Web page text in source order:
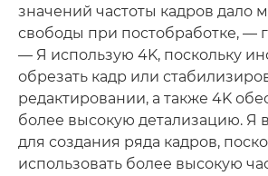
значений частоты кадров дало
свободы при постобработке, —
— Я использую 4K, поскольку
обрезать кадр или
редактировании, а также 4K
более высокую детализацию. Я
для создания ряда кадров,
использовать более высокую